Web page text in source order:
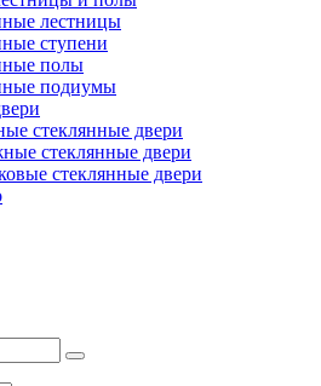
лестницы
ступени
полы
подиумы
стеклянные двери
стеклянные двери
стеклянные двери